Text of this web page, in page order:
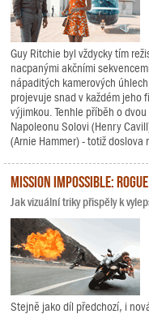
Guy Ritchie byl vždycky tím
nacpanými akčními
nápaditých kamerových
projevuje snad v každém jeho
výjimkou. Tenhle příběh o
Napoleonu Solovi (Henry
(Arnie Hammer) - totiž doslova
Mission Impossible:
Jak vizuální triky přispěly k
Stejně jako díl předchozí, i